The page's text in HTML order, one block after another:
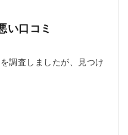
い口コミ
調査しましたが、見つけ